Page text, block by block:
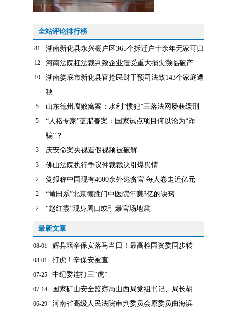
全站评论排行榜
81 湖南新化县永兴棚户区365个拆迁户十余年无家可归
12 河南法院枉法裁判致企业遭受重大损失濒临破产
10
湖南娄底市新化县官抢民财干预司法致143个家庭遭
秧
5 山东德州腐败窝案：水利“惯犯”三落法网屡获缓刑
5
“人格专家”蓝腊春案：国家试点项目何以沦为“诈
骗”？
3 庆安命案央视造假视频被破解
3 佛山法院执行争议仲裁裁决引爆舆情
2 党报称中国现有4000余外逃贪官 每人卷走近亿元
2 “莆田系”北京德胜门中医院年赚3亿的诀窍
2 “赵红霞”现身周口或引爆官场地震
最新文章
08-01 辉县籍辛保安落马当日！最高检国资委同步转
08-01 打虎！辛保安被查
07-25 中纪委连打三“虎”
07-14 国家矿山安全监察局山西局党组书记、局长胡
06-29 河南省高级人民法院审判委员会原委员曲海滨